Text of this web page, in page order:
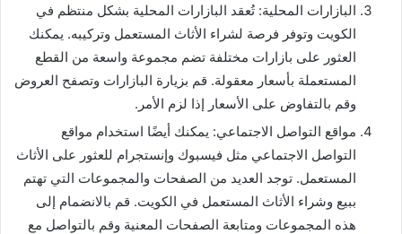
البازارات المحلية: تُعقد البازارات المحلية بشكل منتظم في
الكويت وتوفر فرصة لشراء الأثاث المستعمل وتركيبه. يمكنك
العثور على بازارات مختلفة تضم مجموعة واسعة من القطع
المستعملة بأسعار معقولة. قم بزيارة البازارات وتصفح العروض
وقم بالتفاوض على الأسعار إذا لزم الأمر.
مواقع التواصل الاجتماعي: يمكنك أيضًا استخدام مواقع
التواصل الاجتماعي مثل فيسبوك وإنستجرام للعثور على الأثاث
المستعمل. توجد العديد من الصفحات والمجموعات التي تهتم
ببيع وشراء الأثاث المستعمل في الكويت. قم بالانضمام إلى
هذه المجموعات ومتابعة الصفحات المعنية وقم بالتواصل مع